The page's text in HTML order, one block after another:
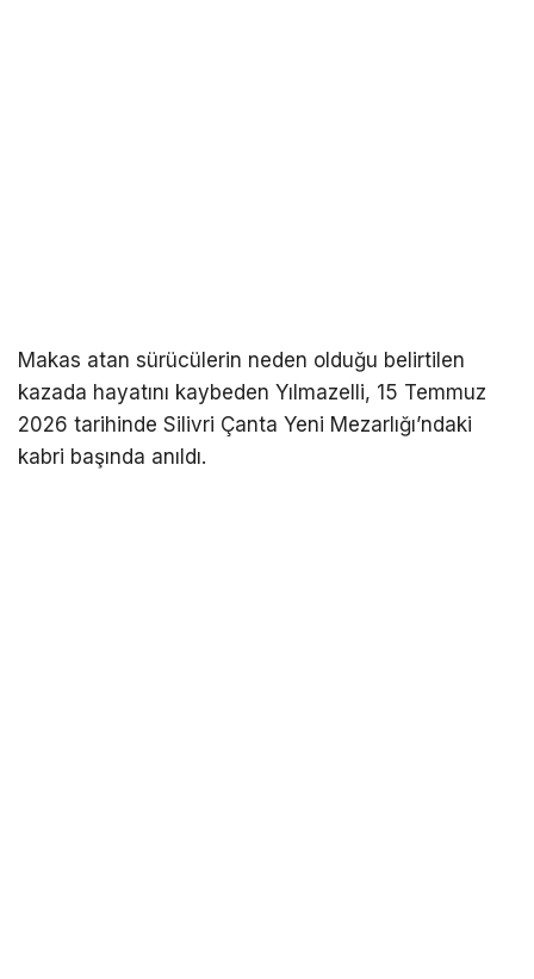
Makas atan sürücülerin neden olduğu belirtilen
kazada hayatını kaybeden Yılmazelli, 15 Temmuz
2026 tarihinde Silivri Çanta Yeni Mezarlığı’ndaki
kabri başında anıldı.